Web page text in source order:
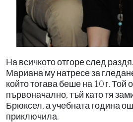
На всичкото отгоре след
Мариана му натресе за
който тогава беше на 10 г. Той
първоначално, тъй като тя
Брюксел, а учебната година
приключила.